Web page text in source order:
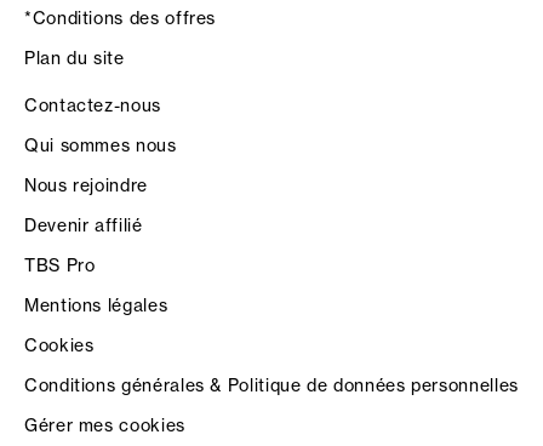
*Conditions des offres
Plan du site
Contactez-nous
Qui sommes nous
Nous rejoindre
Devenir affilié
TBS Pro
Mentions légales
Cookies
Conditions générales & Politique de données personnelles
Gérer mes cookies